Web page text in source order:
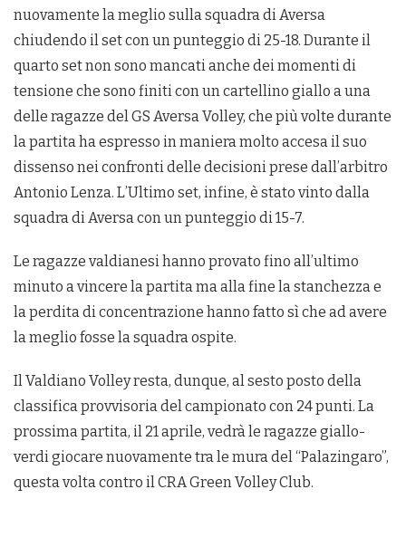
nuovamente la meglio sulla squadra di Aversa
chiudendo il set con un punteggio di 25-18. Durante il
quarto set non sono mancati anche dei momenti di
tensione che sono finiti con un cartellino giallo a una
delle ragazze del GS Aversa Volley, che più volte durante
la partita ha espresso in maniera molto accesa il suo
dissenso nei confronti delle decisioni prese dall’arbitro
Antonio Lenza. L’Ultimo set, infine, è stato vinto dalla
squadra di Aversa con un punteggio di 15-7.
Le ragazze valdianesi hanno provato fino all’ultimo
minuto a vincere la partita ma alla fine la stanchezza e
la perdita di concentrazione hanno fatto sì che ad avere
la meglio fosse la squadra ospite.
Il Valdiano Volley resta, dunque, al sesto posto della
classifica provvisoria del campionato con 24 punti. La
prossima partita, il 21 aprile, vedrà le ragazze giallo-
verdi giocare nuovamente tra le mura del “Palazingaro”,
questa volta contro il CRA Green Volley Club.